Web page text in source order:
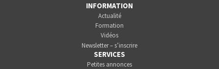
INFORMATION
Actualité
Formation
Vidéos
Newsletter – s’inscrire
SERVICES
Petites annonces